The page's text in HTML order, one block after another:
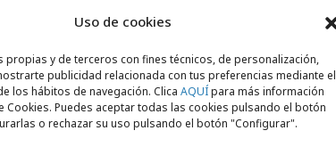
Uso de cookies
propias y de terceros con fines técnicos, de personalización,
publicidad relacionada con tus preferencias mediante el
los hábitos de navegación. Clica AQUÍpara más información
Cookies. Puedes aceptar todas las cookies pulsando el botón
o rechazar su uso pulsando el botón "Configurar".
, con un 20%, como el más
interna, seguido del sector
ranking es el de automoción y
con un 13,9%. A la cola
sólo un 2,5%.